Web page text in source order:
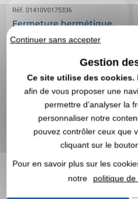
Réf. 01410V0175336
Fermeture hermétique,
midi
Continuer sans accepter
Gestion
Ce site utilise des cookies.
afin de vous proposer une
permettre d’analyser la
personnaliser notre
pouvez contrôler ceux que
cliquant sur le
Pour en savoir plus sur les
notre
politique